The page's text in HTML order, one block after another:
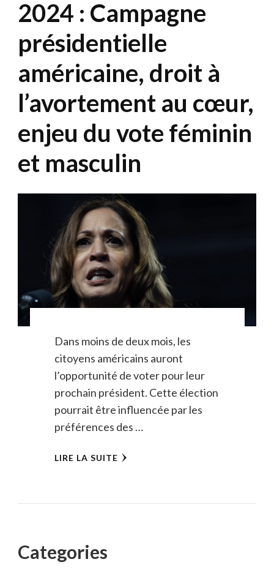
2024 : Campagne
présidentielle
américaine, droit à
l’avortement au cœur,
enjeu du vote féminin
et masculin
Dans moins de deux mois, les
citoyens américains auront
l’opportunité de voter pour leur
prochain président. Cette élection
pourrait être influencée par les
préférences des …
LIRE LA SUITE
Categories